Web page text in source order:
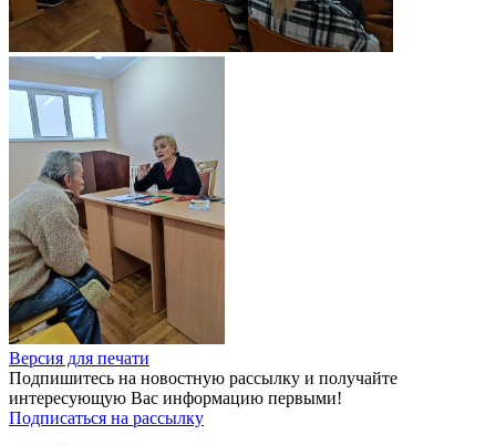
Версия для печати
Подпишитесь на новостную рассылку и получайте
интересующую Вас информацию первыми!
Подписаться на рассылку